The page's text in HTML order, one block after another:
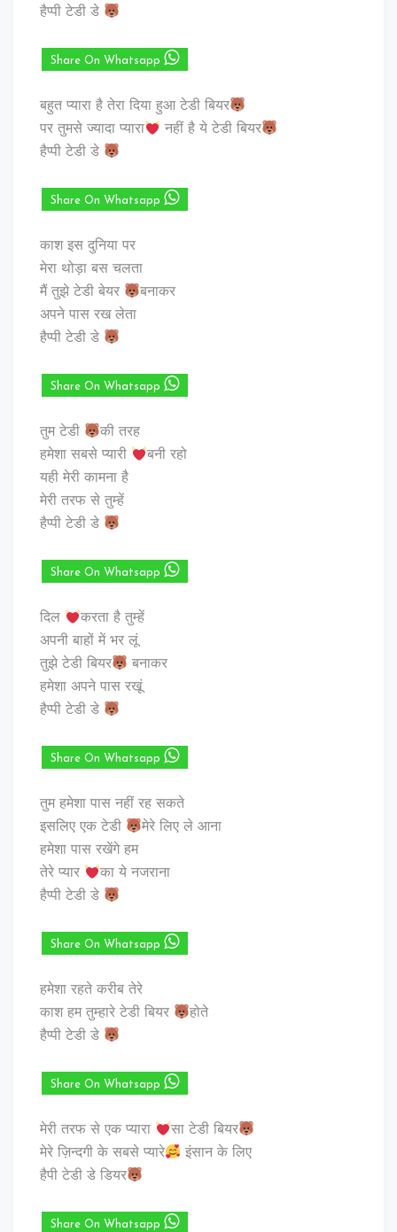
हैप्पी टेडी डे
Share On Whatsapp
बहुत प्यारा है तेरा दिया हुआ टेडी बियर
पर तुमसे ज्यादा प्यारा
नहीं है ये टेडी बियर
हैप्पी टेडी डे
Share On Whatsapp
काश इस दुनिया पर
मेरा थोड़ा बस चलता
मैं तुझे टेडी बेयर
बनाकर
अपने पास रख लेता
हैप्पी टेडी डे
Share On Whatsapp
तुम टेडी
की तरह
हमेशा सबसे प्यारी
बनी रहो
यही मेरी कामना है
मेरी तरफ से तुम्हें
हैप्पी टेडी डे
Share On Whatsapp
दिल
करता है तुम्हें
अपनी बाहों में भर लूं
तुझे टेडी बियर
बनाकर
हमेशा अपने पास रखूं
हैप्पी टेडी डे
Share On Whatsapp
तुम हमेशा पास नहीं रह सकते
इसलिए एक टेडी
मेरे लिए ले आना
हमेशा पास रखेंगे हम
तेरे प्यार
का ये नजराना
हैप्पी टेडी डे
Share On Whatsapp
हमेशा रहते करीब तेरे
काश हम तुम्हारे टेडी बियर
होते
हैप्पी टेडी डे
Share On Whatsapp
मेरी तरफ से एक प्यारा
सा टेडी बियर
मेरे ज़िन्दगी के सबसे प्यारे
इंसान के लिए
हैपी टेडी डे डियर
Share On Whatsapp